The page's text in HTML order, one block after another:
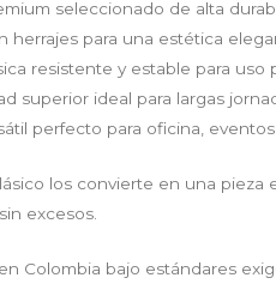
seleccionado de alta
herrajes para una estética
resistente y estable para uso
superior ideal para largas
perfecto para oficina,
los convierte en una
excesos.
Colombia bajo estándares